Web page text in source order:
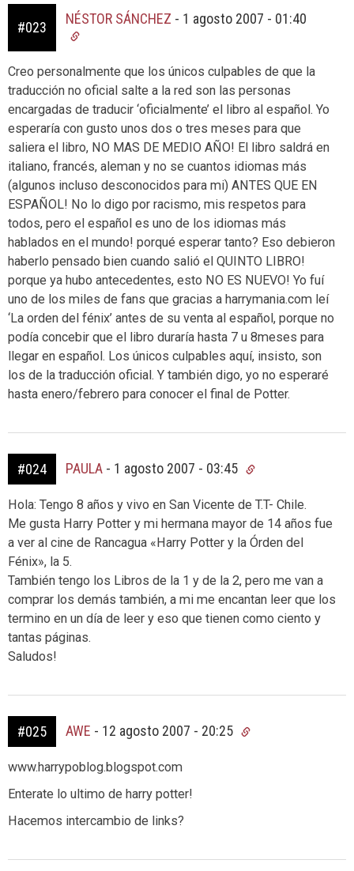
#023
NÉSTOR SÁNCHEZ - 1 agosto 2007 - 01:40
Creo personalmente que los únicos culpables de que la
traducción no oficial salte a la red son las personas
encargadas de traducir ‘oficialmente’ el libro al español. Yo
esperaría con gusto unos dos o tres meses para que
saliera el libro, NO MAS DE MEDIO AÑO! El libro saldrá en
italiano, francés, aleman y no se cuantos idiomas más
(algunos incluso desconocidos para mi) ANTES QUE EN
ESPAÑOL! No lo digo por racismo, mis respetos para
todos, pero el español es uno de los idiomas más
hablados en el mundo! porqué esperar tanto? Eso debieron
haberlo pensado bien cuando salió el QUINTO LIBRO!
porque ya hubo antecedentes, esto NO ES NUEVO! Yo fuí
uno de los miles de fans que gracias a harrymania.com leí
‘La orden del fénix’ antes de su venta al español, porque no
podía concebir que el libro duraría hasta 7 u 8meses para
llegar en español. Los únicos culpables aquí, insisto, son
los de la traducción oficial. Y también digo, yo no esperaré
hasta enero/febrero para conocer el final de Potter.
#024 PAULA - 1 agosto 2007 - 03:45
Hola: Tengo 8 años y vivo en San Vicente de T.T- Chile.
Me gusta Harry Potter y mi hermana mayor de 14 años fue
a ver al cine de Rancagua «Harry Potter y la Órden del
Fénix», la 5.
También tengo los Libros de la 1 y de la 2, pero me van a
comprar los demás también, a mi me encantan leer que los
termino en un día de leer y eso que tienen como ciento y
tantas páginas.
Saludos!
#025 AWE - 12 agosto 2007 - 20:25
www.harrypoblog.blogspot.com
Enterate lo ultimo de harry potter!
Hacemos intercambio de links?